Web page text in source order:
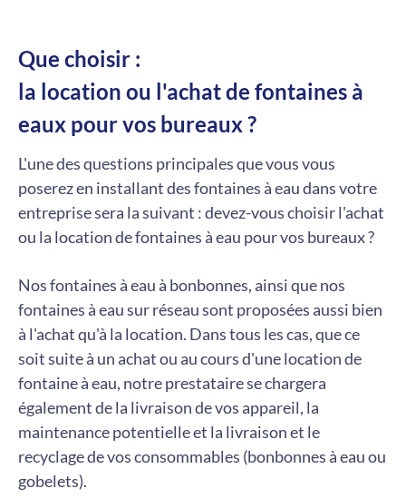
Que choisir :
la location ou l'achat de fontaines à
eaux pour vos bureaux ?
L'une des questions principales que vous vous
poserez en installant des fontaines à eau dans votre
entreprise sera la suivant : devez-vous choisir l'achat
ou la location de fontaines à eau pour vos bureaux ?
Nos fontaines à eau à bonbonnes, ainsi que nos
fontaines à eau sur réseau sont proposées aussi bien
à l'achat qu'à la location. Dans tous les cas, que ce
soit suite à un achat ou au cours d'une location de
fontaine à eau, notre prestataire se chargera
également de la livraison de vos appareil, la
maintenance potentielle et la livraison et le
recyclage de vos consommables (bonbonnes à eau ou
gobelets).